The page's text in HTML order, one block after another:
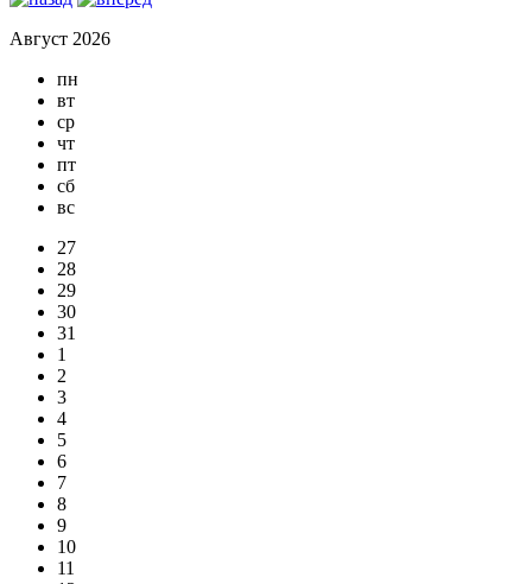
Август 2026
пн
вт
ср
чт
пт
сб
вс
27
28
29
30
31
1
2
3
4
5
6
7
8
9
10
11